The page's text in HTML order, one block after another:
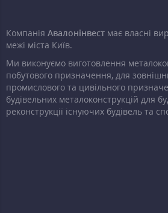
Компанія Авалонінвест має власні
межі міста Київ.
Ми виконуємо виготовлення
побутового призначення, для
промислового та цивільного
будівельних металоконструкцій для
реконструкції існуючих будівель та